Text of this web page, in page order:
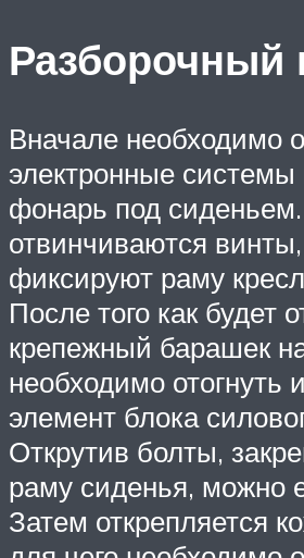
Разборочный
Вначале необходимо
электронные системы
фонарь под
отвинчиваются
фиксируют раму
После того как будет
крепежный барашек
необходимо отогнуть
элемент блока
Открутив болты,
раму сиденья, можно
Затем открепляется